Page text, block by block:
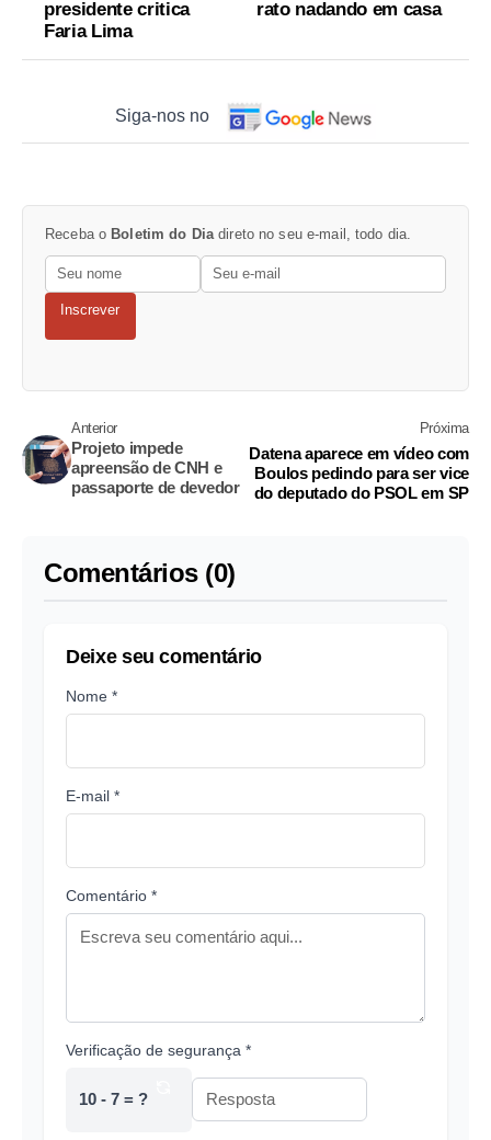
presidente critica
Faria Lima
rato nadando em casa
Siga-nos no
Receba o Boletim do Diadireto no seu e-mail, todo dia.
Inscrever
Anterior
Projeto impede
apreensão de CNH e
passaporte de devedor
Próxima
Datena aparece em vídeo com
Boulos pedindo para ser vice
do deputado do PSOL em SP
Comentários (0)
Deixe seu comentário
Nome *
E-mail *
Comentário *
Verificação de segurança *
10 - 7 = ?